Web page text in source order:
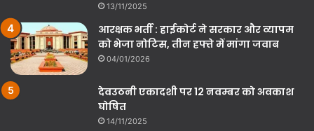
13/11/2025
आरक्षक भर्ती : हाईकोर्ट ने सरकार और व्यापम
को भेजा नोटिस, तीन हफ्ते में मांगा जवाब
04/01/2026
देवउठनी एकादशी पर 12 नवम्बर को अवकाश
घोषित
14/11/2025